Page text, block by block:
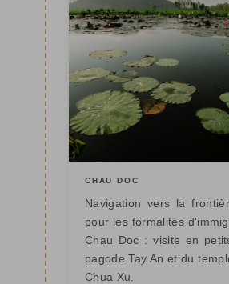
CHAU DOC
Navigation vers la
pour les formalités
Chau Doc : visite en
pagode Tay An et du
Chua Xu.